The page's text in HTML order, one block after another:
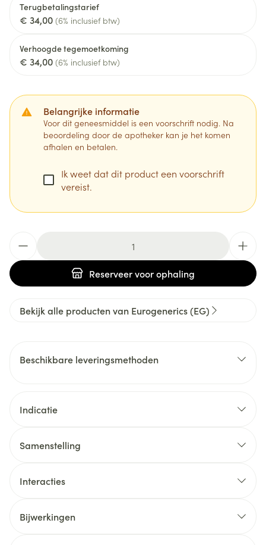
Terugbetalingstarief
€ 34,00 (6% inclusief btw)
Verhoogde tegemoetkoming
€ 34,00 (6% inclusief btw)
Belangrijke informatie
Voor dit geneesmiddel is een voorschrift nodig. Na
beoordeling door de apotheker kan je het komen
afhalen en betalen.
Ik weet dat dit product een voorschrift
vereist.
Reserveervoor ophaling
Bekijk alle producten van Eurogenerics (EG)
Beschikbare leveringsmethoden
Indicatie
Samenstelling
Interacties
Bijwerkingen